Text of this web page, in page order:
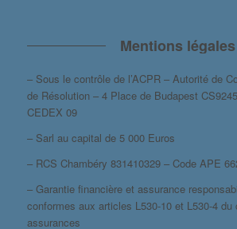
Mentions légales
– Sous le contrôle de l’ACPR – Autorité de
de Résolution – 4 Place de Budapest
CEDEX 09
– Sarl au capital de 5 000 Euros
– RCS Chambéry 831410329 – Code APE
– Garantie financière et assurance
conformes aux articles L530-10 et L530-4 du
assurances